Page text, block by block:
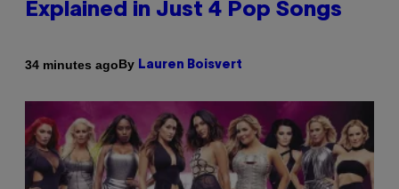
Explained in Just 4 Pop Songs
34 minutes agoBy Lauren Boisvert